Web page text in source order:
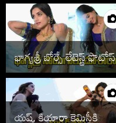
భాగ్యశ్రీ బోర్సే లేటెస్ట్ ఫొటోస్
యష్, కియారా కెమిస్ట్రీకి